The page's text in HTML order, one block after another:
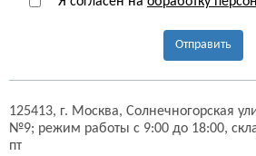
Отправить
125413, г. Москва, Солнечногорская
№9; режим работы с 9:00 до 18:00,
пт